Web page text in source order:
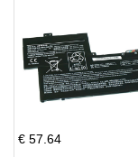
€ 57.64